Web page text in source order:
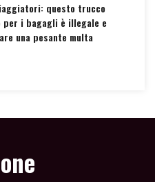
questo trucco
per i bagagli è illegale e
una pesante multa